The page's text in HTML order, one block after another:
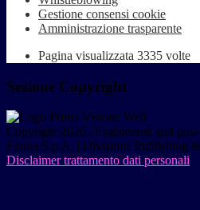
Gestione consensi cookie
Amministrazione trasparente
Pagina visualizzata 3335 volte
Sezione Copyright
Copyright 2026 | Engineered and
Parma S.p.A. | Divisione Publishing
Disclaimer trattamento dati personali